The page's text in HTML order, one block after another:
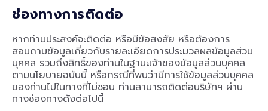
ช่องทางการติดต่อ
หากท่านประสงค์จะติดต่อ หรือมีข้อสงสัย หรือต้องการ
สอบถามข้อมูลเกี่ยวกับรายละเอียดการประมวลผลข้อมูลส่วน
บุคคล รวมถึงสิทธิ์ของท่านในฐานะเจ้าของข้อมูลส่วนบุคคล
ตามนโยบายฉบับนี้ หรือกรณีที่พบว่ามีการใช้ข้อมูลส่วนบุคคล
ของท่านไปในทางที่ไม่ชอบ ท่านสามารถติดต่อบริษัทฯ ผ่าน
ทางช่องทางดังต่อไปนี้